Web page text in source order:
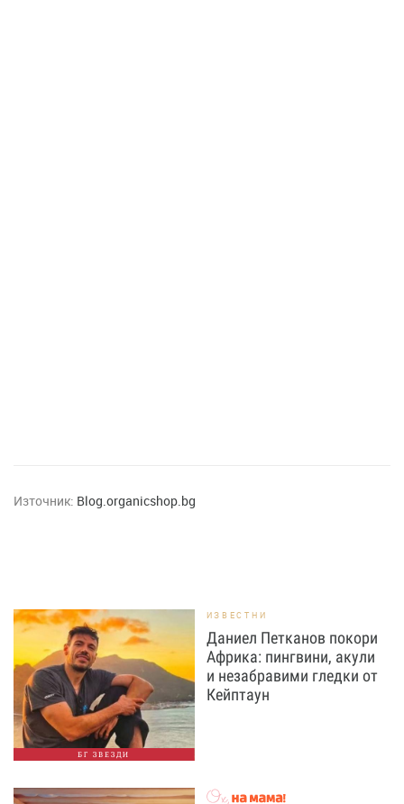
Източник: Blog.organicshop.bg
БГ ЗВЕЗДИ
ИЗВЕСТНИ
Даниел Петканов покори
Африка: пингвини, акули
и незабравими гледки от
Кейптаун